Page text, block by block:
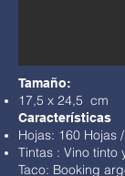
Tamaño:
17,5 x 24,5 cm
Características
Hojas: 160 Hojas
Tintas : Vino tinto
Taco: Booking